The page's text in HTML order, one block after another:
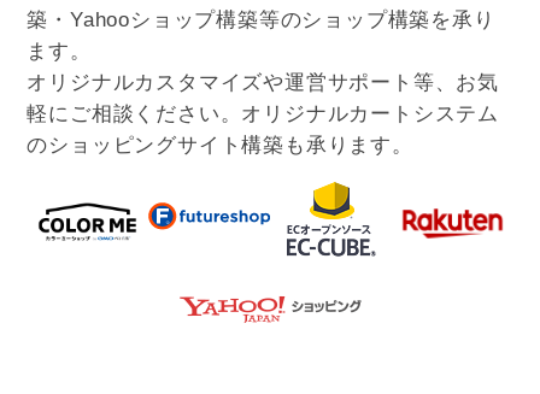
築・Yahooショップ構築等のショップ構築を承り
ます。
オリジナルカスタマイズや運営サポート等、お気
軽にご相談ください。オリジナルカートシステム
のショッピングサイト構築も承ります。